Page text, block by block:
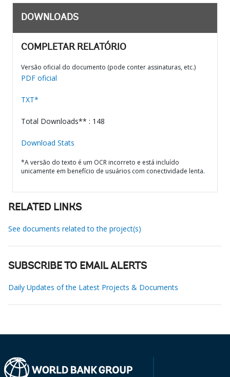
DOWNLOADS
COMPLETAR RELATÓRIO
Versão oficial do documento (pode conter assinaturas, etc.)
PDF oficial
TXT*
Total Downloads** : 148
Download Stats
*A versão do texto é um OCR incorreto e está incluído
unicamente em benefício de usuários com conectividade lenta.
RELATED LINKS
See documents related to the project(s)
SUBSCRIBE TO EMAIL ALERTS
Daily Updates of the Latest Projects & Documents